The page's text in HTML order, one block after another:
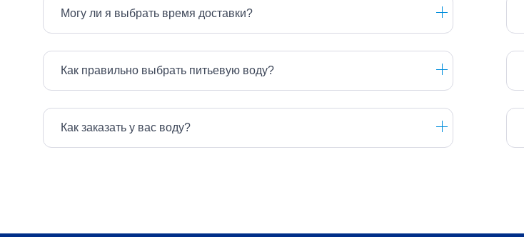
Могу ли я выбрать время доставки?
Как правильно выбрать питьевую воду?
Как заказать у вас воду?